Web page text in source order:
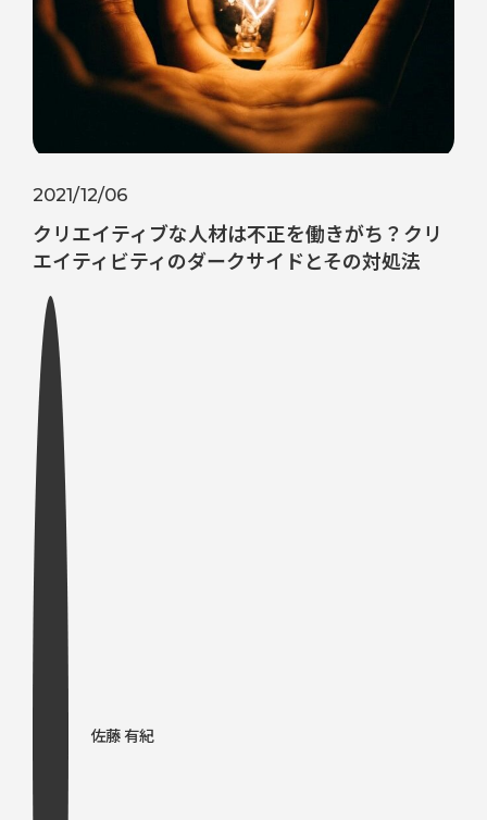
2021/12/06
クリエイティブな人材は不正を働きがち？クリ
エイティビティのダークサイドとその対処法
佐藤 有紀